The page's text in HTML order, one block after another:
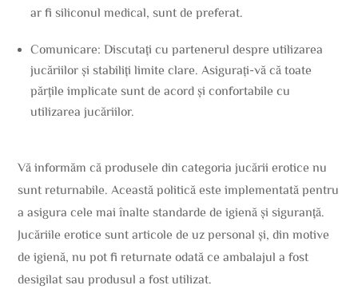
ar fi siliconul medical, sunt de preferat.
Comunicare: Discutați cu partenerul despre utilizarea
jucăriilor și stabiliți limite clare. Asigurați-vă că toate
părțile implicate sunt de acord și confortabile cu
utilizarea jucăriilor.
Vă informăm că produsele din categoria jucării erotice nu
sunt returnabile. Această politică este implementată pentru
a asigura cele mai înalte standarde de igienă și siguranță.
Jucăriile erotice sunt articole de uz personal și, din motive
de igienă, nu pot fi returnate odată ce ambalajul a fost
desigilat sau produsul a fost utilizat.